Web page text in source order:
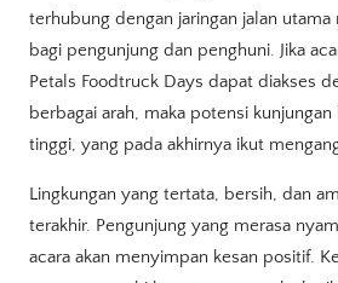
terhubung dengan jaringan jalan
bagi pengunjung dan penghuni. Jika
Petals Foodtruck Days dapat diakses
berbagai arah, maka potensi
tinggi, yang pada akhirnya ikut
Lingkungan yang tertata, bersih, dan
terakhir. Pengunjung yang merasa
acara akan menyimpan kesan positif.